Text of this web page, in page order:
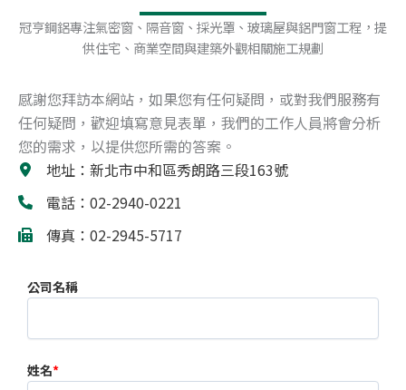
冠亨鋼鋁專注氣密窗、隔音窗、採光罩、玻璃屋與鋁門窗工程，提
供住宅、商業空間與建築外觀相關施工規劃
感謝您拜訪本網站，如果您有任何疑問，或對我們服務有
任何疑問，歡迎填寫意見表單，我們的工作人員將會分析
您的需求，以提供您所需的答案。
地址：新北市中和區秀朗路三段163號
電話：02-2940-0221
傳真：02-2945-5717
公司名稱
姓名*